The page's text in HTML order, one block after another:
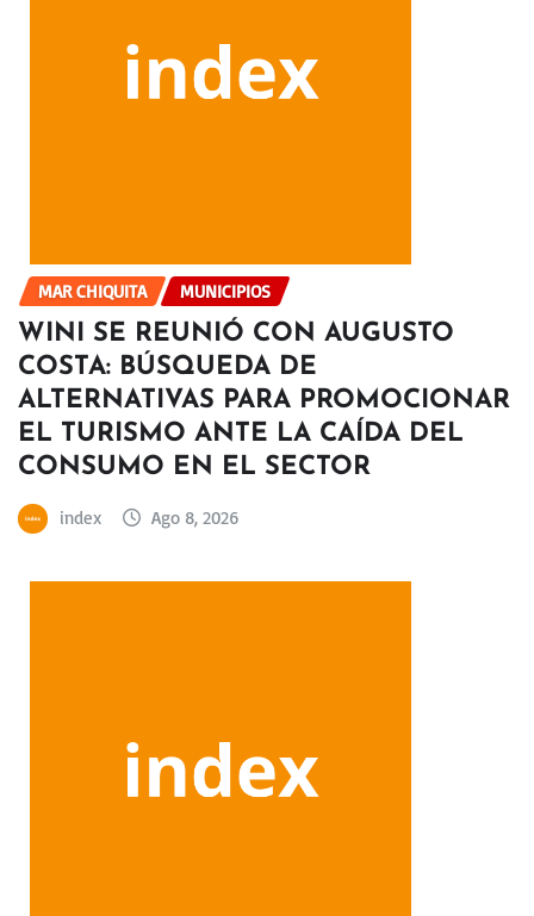
MAR CHIQUITA MUNICIPIOS
WINI SE REUNIÓ CON AUGUSTO
COSTA: BÚSQUEDA DE
ALTERNATIVAS PARA PROMOCIONAR
EL TURISMO ANTE LA CAÍDA DEL
CONSUMO EN EL SECTOR
index Ago 8, 2026